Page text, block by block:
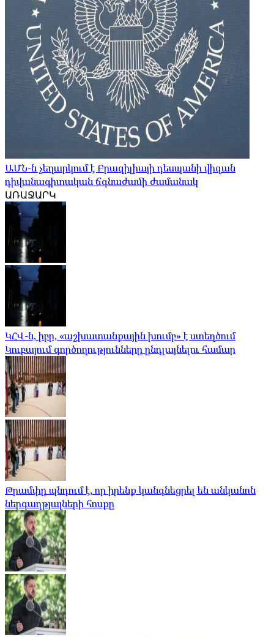
ԱՄՆ-ն չեղարկում է Բրազիլիայի դեսպանի վիզան
դիվանագիտական ​​ճգնաժամի ժամանակ
ԱՌԱՋԱՐԿ
ԿՀՎ-ն, իբր, «աշխատանքային խումբ» է ստեղծում
Կուբայում գործողությունները ընդլայնելու համար
Թրամփը պնդում է, որ իրենք կանգնեցրել են անկանոն
ներգաղթյալների հոսքը